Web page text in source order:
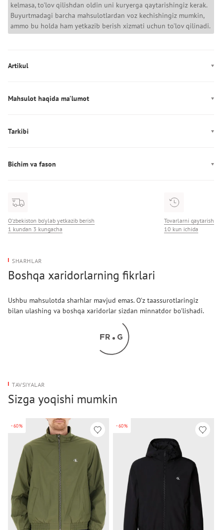
kelmasa, to'lov qilishdan oldin uni kuryerga qaytarishingiz kerak.
Buyurtmadagi barcha mahsulotlardan voz kechishingiz mumkin,
ammo bu holda ham yetkazib berish xizmati uchun to'lov qilinadi.
Artikul
Mahsulot haqida ma'lumot
Mahkamlagich: Zamok
Cho'ntaklar: to‘rtta cho‘ntak
Tarkibi
Bichim va fason
O‘zbekiston bo‘ylab yetkazib berish
1 kundan 3 kungacha
Tovarlarni qaytarish
10 kun ichida
SHARHLAR
Boshqa xaridorlarning fikrlari
Ushbu mahsulotda sharhlar mavjud emas. O'z taassurotlaringiz
bilan ulashing va boshqa xaridorlar sizdan minnatdor bo'lishadi.
TAVSIYALAR
Sizga yoqishi mumkin
-60% -60%